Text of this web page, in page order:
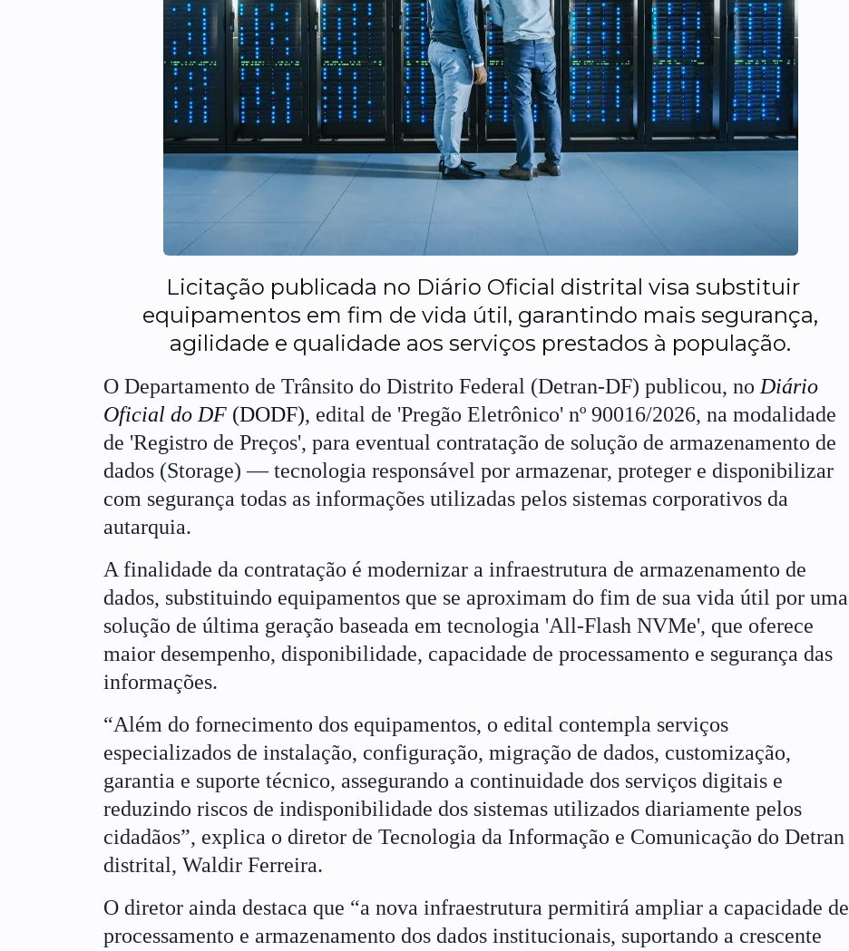
Licitação publicada no Diário Oficial distrital visa substituir
equipamentos em fim de vida útil, garantindo mais segurança,
agilidade e qualidade aos serviços prestados à população.
O Departamento de Trânsito do Distrito Federal (Detran-DF) publicou, no Diário
Oficial do DF (DODF), edital de 'Pregão Eletrônico' nº 90016/2026, na modalidade
de 'Registro de Preços', para eventual contratação de solução de armazenamento de
dados (Storage) — tecnologia responsável por armazenar, proteger e disponibilizar
com segurança todas as informações utilizadas pelos sistemas corporativos da
autarquia.
A finalidade da contratação é modernizar a infraestrutura de armazenamento de
dados, substituindo equipamentos que se aproximam do fim de sua vida útil por uma
solução de última geração baseada em tecnologia 'All-Flash NVMe', que oferece
maior desempenho, disponibilidade, capacidade de processamento e segurança das
informações.
“Além do fornecimento dos equipamentos, o edital contempla serviços
especializados de instalação, configuração, migração de dados, customização,
garantia e suporte técnico, assegurando a continuidade dos serviços digitais e
reduzindo riscos de indisponibilidade dos sistemas utilizados diariamente pelos
cidadãos”, explica o diretor de Tecnologia da Informação e Comunicação do Detran
distrital, Waldir Ferreira.
O diretor ainda destaca que “a nova infraestrutura permitirá ampliar a capacidade de
processamento e armazenamento dos dados institucionais, suportando a crescente